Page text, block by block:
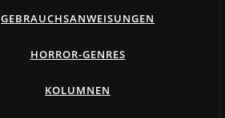
GEBRAUCHSANWEISUNGEN
HORROR-GENRES
KOLUMNEN